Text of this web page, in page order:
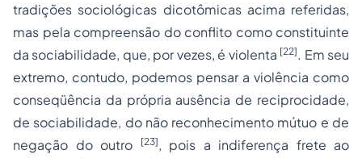
tradições sociológicas dicotômicas acima referidas,
mas pela compreensão do conflito como constituinte
da sociabilidade, que, por vezes, é violenta [22]. Em seu
extremo, contudo, podemos pensar a violência como
conseqüência da própria ausência de reciprocidade,
de sociabilidade, do não reconhecimento mútuo e de
negação do outro
[23], pois a indiferença frete ao